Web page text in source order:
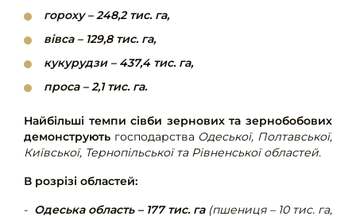
гороху – 248,2 тис. га,
вівса – 129,8 тис. га,
кукурудзи – 437,4 тис. га,
проса – 2,1 тис. га.
Найбільші темпи сівби зернових та зернобобових
демонструють господарства Одеської, Полтавської,
Київської, Тернопільської та Рівненської областей.
В розрізі областей:
- Одеська область – 177 тис. га(пшениця – 10 тис. га,